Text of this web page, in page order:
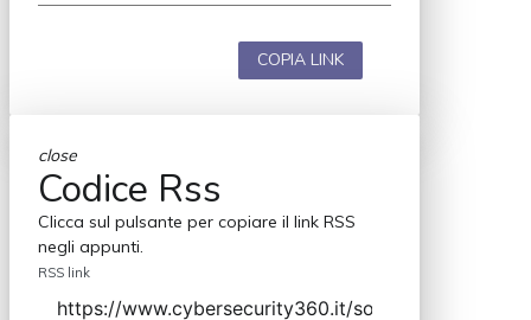
COPIA LINK
close
Codice Rss
Clicca sul pulsante per copiare il link RSS
negli appunti.
RSS link